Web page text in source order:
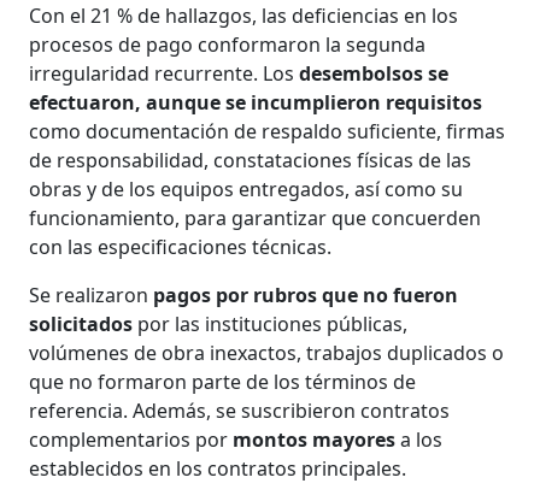
Con el 21 % de hallazgos, las deficiencias en los
procesos de pago conformaron la segunda
irregularidad recurrente. Losdesembolsos se
efectuaron, aunque se incumplieron requisitos
como documentación de respaldo suficiente, firmas
de responsabilidad, constataciones físicas de las
obras y de los equipos entregados, así como su
funcionamiento, para garantizar que concuerden
con las especificaciones técnicas.
Se realizaron pagos por rubros que no fueron
solicitados por las instituciones públicas,
volúmenes de obra inexactos, trabajos duplicados o
que no formaron parte de los términos de
referencia. Además, se suscribieron contratos
complementarios por montos mayoresa los
establecidos en los contratos principales.